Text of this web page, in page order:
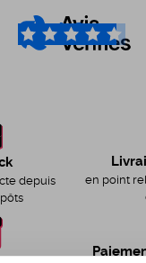
4.6/5
depuis
en point